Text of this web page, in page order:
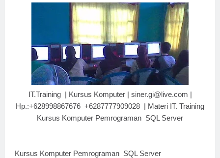
IT.Training | Kursus Komputer | siner.gi@live.com |
Hp.:+628998867676 +6287777909028 | Materi IT. Training
Kursus Komputer Pemrograman SQL Server
Kursus Komputer Pemrograman SQL Server